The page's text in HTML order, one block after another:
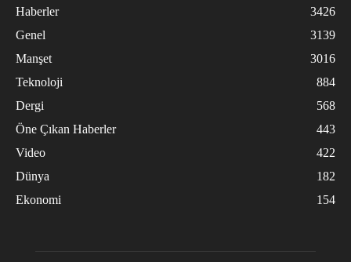
Haberler
3426
Genel
3139
Manşet
3016
Teknoloji
884
Dergi
568
Öne Çıkan Haberler
443
Video
422
Dünya
182
Ekonomi
154